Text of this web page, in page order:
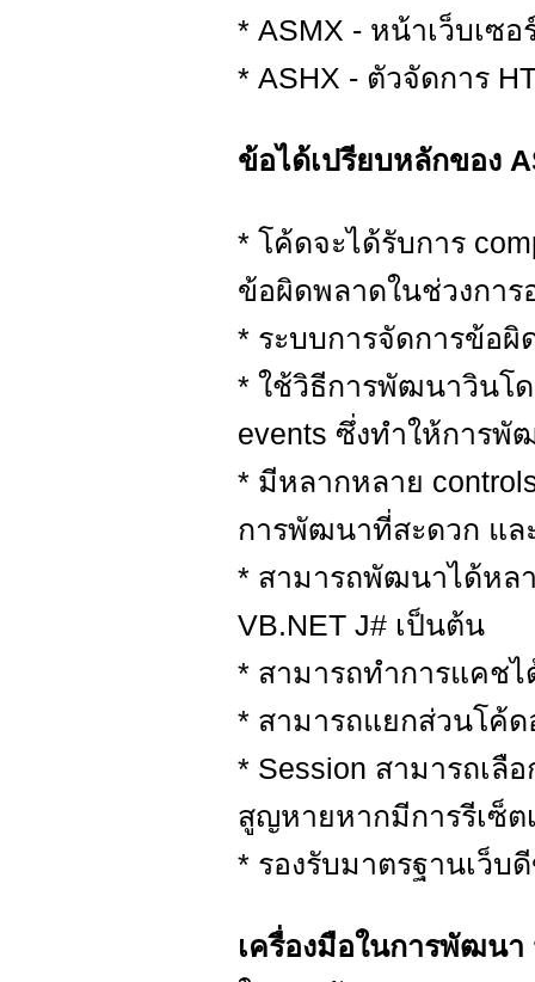
* ASMX - หน้าเว็บเซอ
* ASHX - ตัวจัดการ
ข้อได้เปรียบหลักของ
* โค้ดจะได้รับการ
ข้อผิดพลาดในช่วงการ
* ระบบการจัดการข้อผิ
* ใช้วิธีการพัฒนาวินโ
events ซึ่งทำให้การพั
* มีหลากหลาย
การพัฒนาที่สะดวก แล
* สามารถพัฒนาได้หล
VB.NET J# เป็นต้น
* สามารถทำการแคช
* สามารถแยกส่วนโค้
* Session สามารถเลื
สูญหายหากมีการรีเซ็ต
* รองรับมาตรฐานเว็บ
เครื่องมือในการพัฒนา